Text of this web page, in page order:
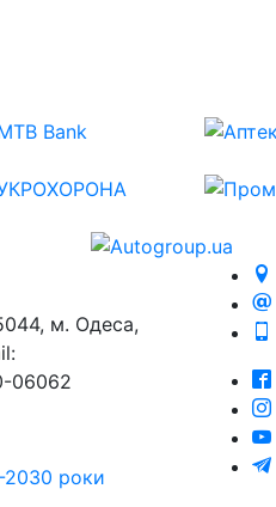
м. Одеса,
06062
2030 роки